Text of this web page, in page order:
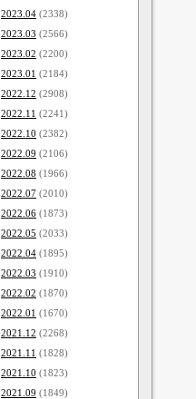
2023.04 (2338)
2023.03 (2566)
2023.02 (2200)
2023.01 (2184)
2022.12 (2908)
2022.11 (2241)
2022.10 (2382)
2022.09 (2106)
2022.08 (1966)
2022.07 (2010)
2022.06 (1873)
2022.05 (2033)
2022.04 (1895)
2022.03 (1910)
2022.02 (1870)
2022.01 (1670)
2021.12 (2268)
2021.11 (1828)
2021.10 (1823)
2021.09 (1849)